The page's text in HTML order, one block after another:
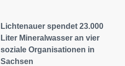
Lichtenauer spendet 23.000
Liter Mineralwasser an vier
soziale Organisationen in
Sachsen